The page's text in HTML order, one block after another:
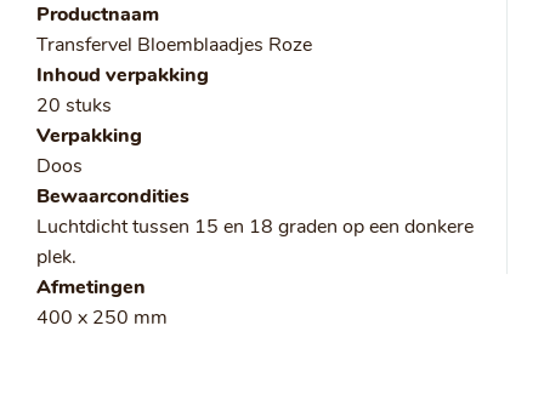
Productnaam
Transfervel Bloemblaadjes Roze
Inhoud verpakking
20 stuks
Verpakking
Doos
Bewaarcondities
Luchtdicht tussen 15 en 18 graden op een donkere
plek.
Afmetingen
400 x 250 mm